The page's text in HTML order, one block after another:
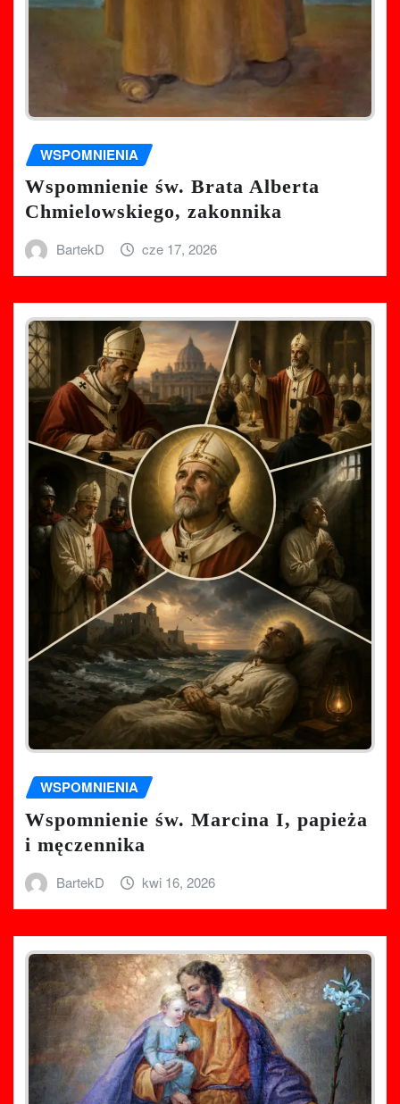
WSPOMNIENIA
Wspomnienie św. Brata Alberta
Chmielowskiego, zakonnika
BartekD cze 17, 2026
WSPOMNIENIA
Wspomnienie św. Marcina I, papieża
i męczennika
BartekD kwi 16, 2026